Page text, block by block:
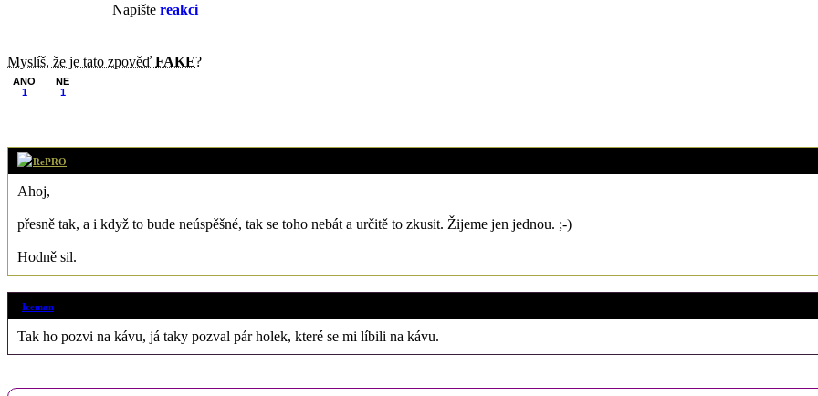
Napište reakci
Myslíš, že je tato zpověď FAKE?
ANO
1
NE
1
RePRO
Ahoj,
přesně tak, a i když to bude neúspěšné, tak se toho nebát a určitě to zkusit. Žijeme jen jednou. ;-)
Hodně sil.
Iceman
Tak ho pozvi na kávu, já taky pozval pár holek, které se mi líbili na kávu.